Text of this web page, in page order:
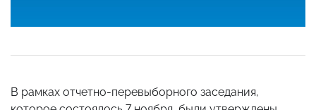
В рамках отчетно-перевыборного заседания,